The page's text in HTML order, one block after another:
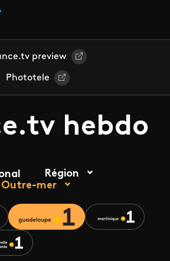
preview
Phototele
hebdo
Région
Outre-mer